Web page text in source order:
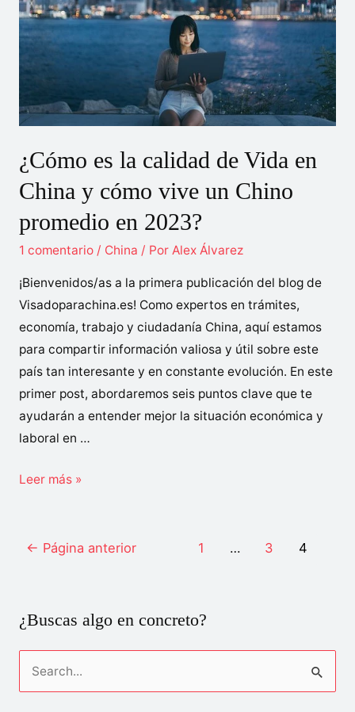
a
China?
¿Cómo es la calidad de Vida en
China y cómo vive un Chino
promedio en 2023?
1 comentario / China / Por Alex Álvarez
¡Bienvenidos/as a la primera publicación del blog de
Visadoparachina.es! Como expertos en trámites,
economía, trabajo y ciudadanía China, aquí estamos
para compartir información valiosa y útil sobre este
país tan interesante y en constante evolución. En este
primer post, abordaremos seis puntos clave que te
ayudarán a entender mejor la situación económica y
laboral en …
¿Cómo
calidad
en
China
y
cómo
Leer más »
Navegación
← Página anterior 1 … 3 4
¿Buscas algo en concreto?